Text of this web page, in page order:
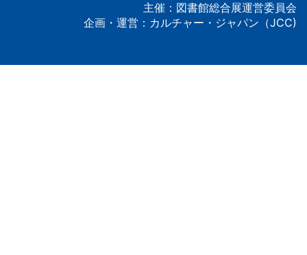
主催：図書館総合展運営委員会
企画・運営：カルチャー・ジャパン（JCC)